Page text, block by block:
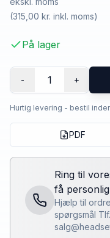
(315,00 kr. inkl. moms)
På lager
- 1 +
Hurtig levering - bestil
PDF
Ring til
få
Hjælp til
spørgsmål